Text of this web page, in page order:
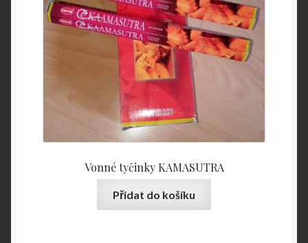
Vonné tyčinky KAMASUTRA
Přidat do košíku